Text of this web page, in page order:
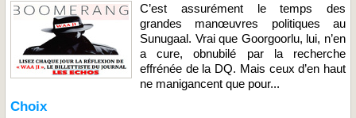
C’est assurément le temps des
grandes manœuvres politiques au
Sunugaal. Vrai que Goorgoorlu, lui, n’en
a cure, obnubilé par la recherche
effrénée de la DQ. Mais ceux d’en haut
ne manigancent que pour...
Choix